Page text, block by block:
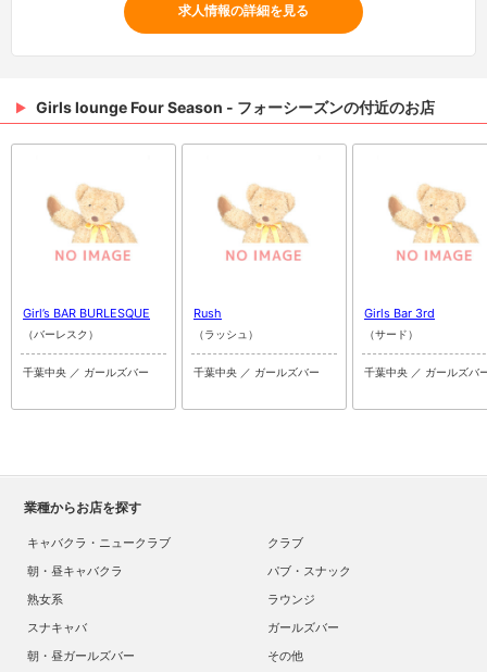
求人情報の詳細を見る
Girls lounge Four Season - フォーシーズンの付近のお店
Girl’s BAR BURLESQUE
（バーレスク）
千葉中央 ／ ガールズバー
Rush
（ラッシュ）
千葉中央 ／ ガールズバー
Girls Bar 3rd
（サード）
千葉中央 ／ ガールズバ
業種からお店を探す
キャバクラ・ニュークラブ
クラブ
朝・昼キャバクラ
パブ・スナック
熟女系
ラウンジ
スナキャバ
ガールズバー
朝・昼ガールズバー
その他